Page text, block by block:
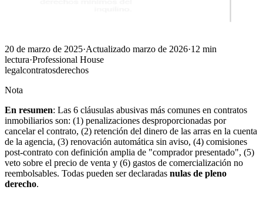
20 de marzo de 2025·Actualizado marzo de 2026·12 min
lectura·Professional House
legalcontratosderechos
Nota
En resumen: Las 6 cláusulas abusivas más comunes en contratos
inmobiliarios son: (1) penalizaciones desproporcionadas por
cancelar el contrato, (2) retención del dinero de las arras en la cuenta
de la agencia, (3) renovación automática sin aviso, (4) comisiones
post-contrato con definición amplia de "comprador presentado", (5)
veto sobre el precio de venta y (6) gastos de comercialización no
reembolsables. Todas pueden ser declaradas nulas de pleno
derecho.